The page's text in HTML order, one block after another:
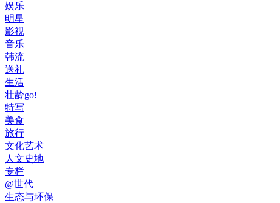
娱乐
明星
影视
音乐
韩流
送礼
生活
壮龄go!
特写
美食
旅行
文化艺术
人文史地
专栏
@世代
生态与环保